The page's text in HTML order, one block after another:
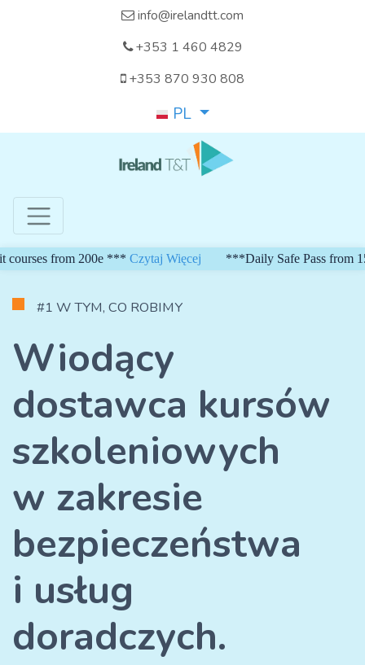
info@irelandtt.com
+353 1 460 4829
+353 870 930 808
PL
200e *** Czytaj Więcej ***Daily Safe Pass from 150 euro***
#1 W TYM, CO ROBIMY
Wiodący
dostawca kursów
szkoleniowych
w zakresie
bezpieczeństwa
i usług
doradczych.